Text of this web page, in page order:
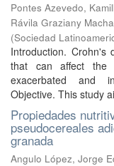
Pontes Azevedo,
Rávila Graziany
(Sociedad
Introduction. Crohn's
that can affect the
exacerbated and
Objective. This study
Propiedades
pseudocereales
granada
Angulo López, Jorge